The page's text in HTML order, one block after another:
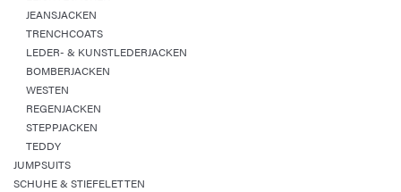
JEANSJACKEN
TRENCHCOATS
LEDER- & KUNSTLEDERJACKEN
BOMBERJACKEN
WESTEN
REGENJACKEN
STEPPJACKEN
TEDDY
JUMPSUITS
SCHUHE & STIEFELETTEN